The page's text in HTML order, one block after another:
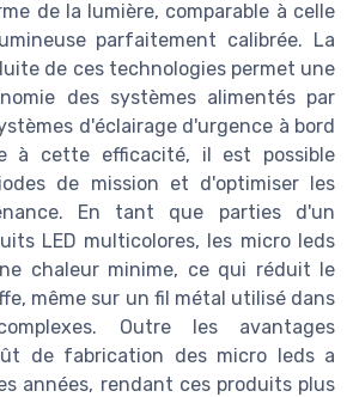
de la lumière, comparable à celle
parfaitement calibrée. La
de ces technologies permet une
des systèmes alimentés par
d'éclairage d'urgence à bord
à cette efficacité, il est possible
de mission et d'optimiser les
En tant que parties d'un
LED multicolores, les micro leds
chaleur minime, ce qui réduit le
même sur un fil métal utilisé dans
Outre les avantages
de fabrication des micro leds a
années, rendant ces produits plus